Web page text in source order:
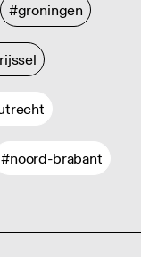
#groningen
#noord-brabant